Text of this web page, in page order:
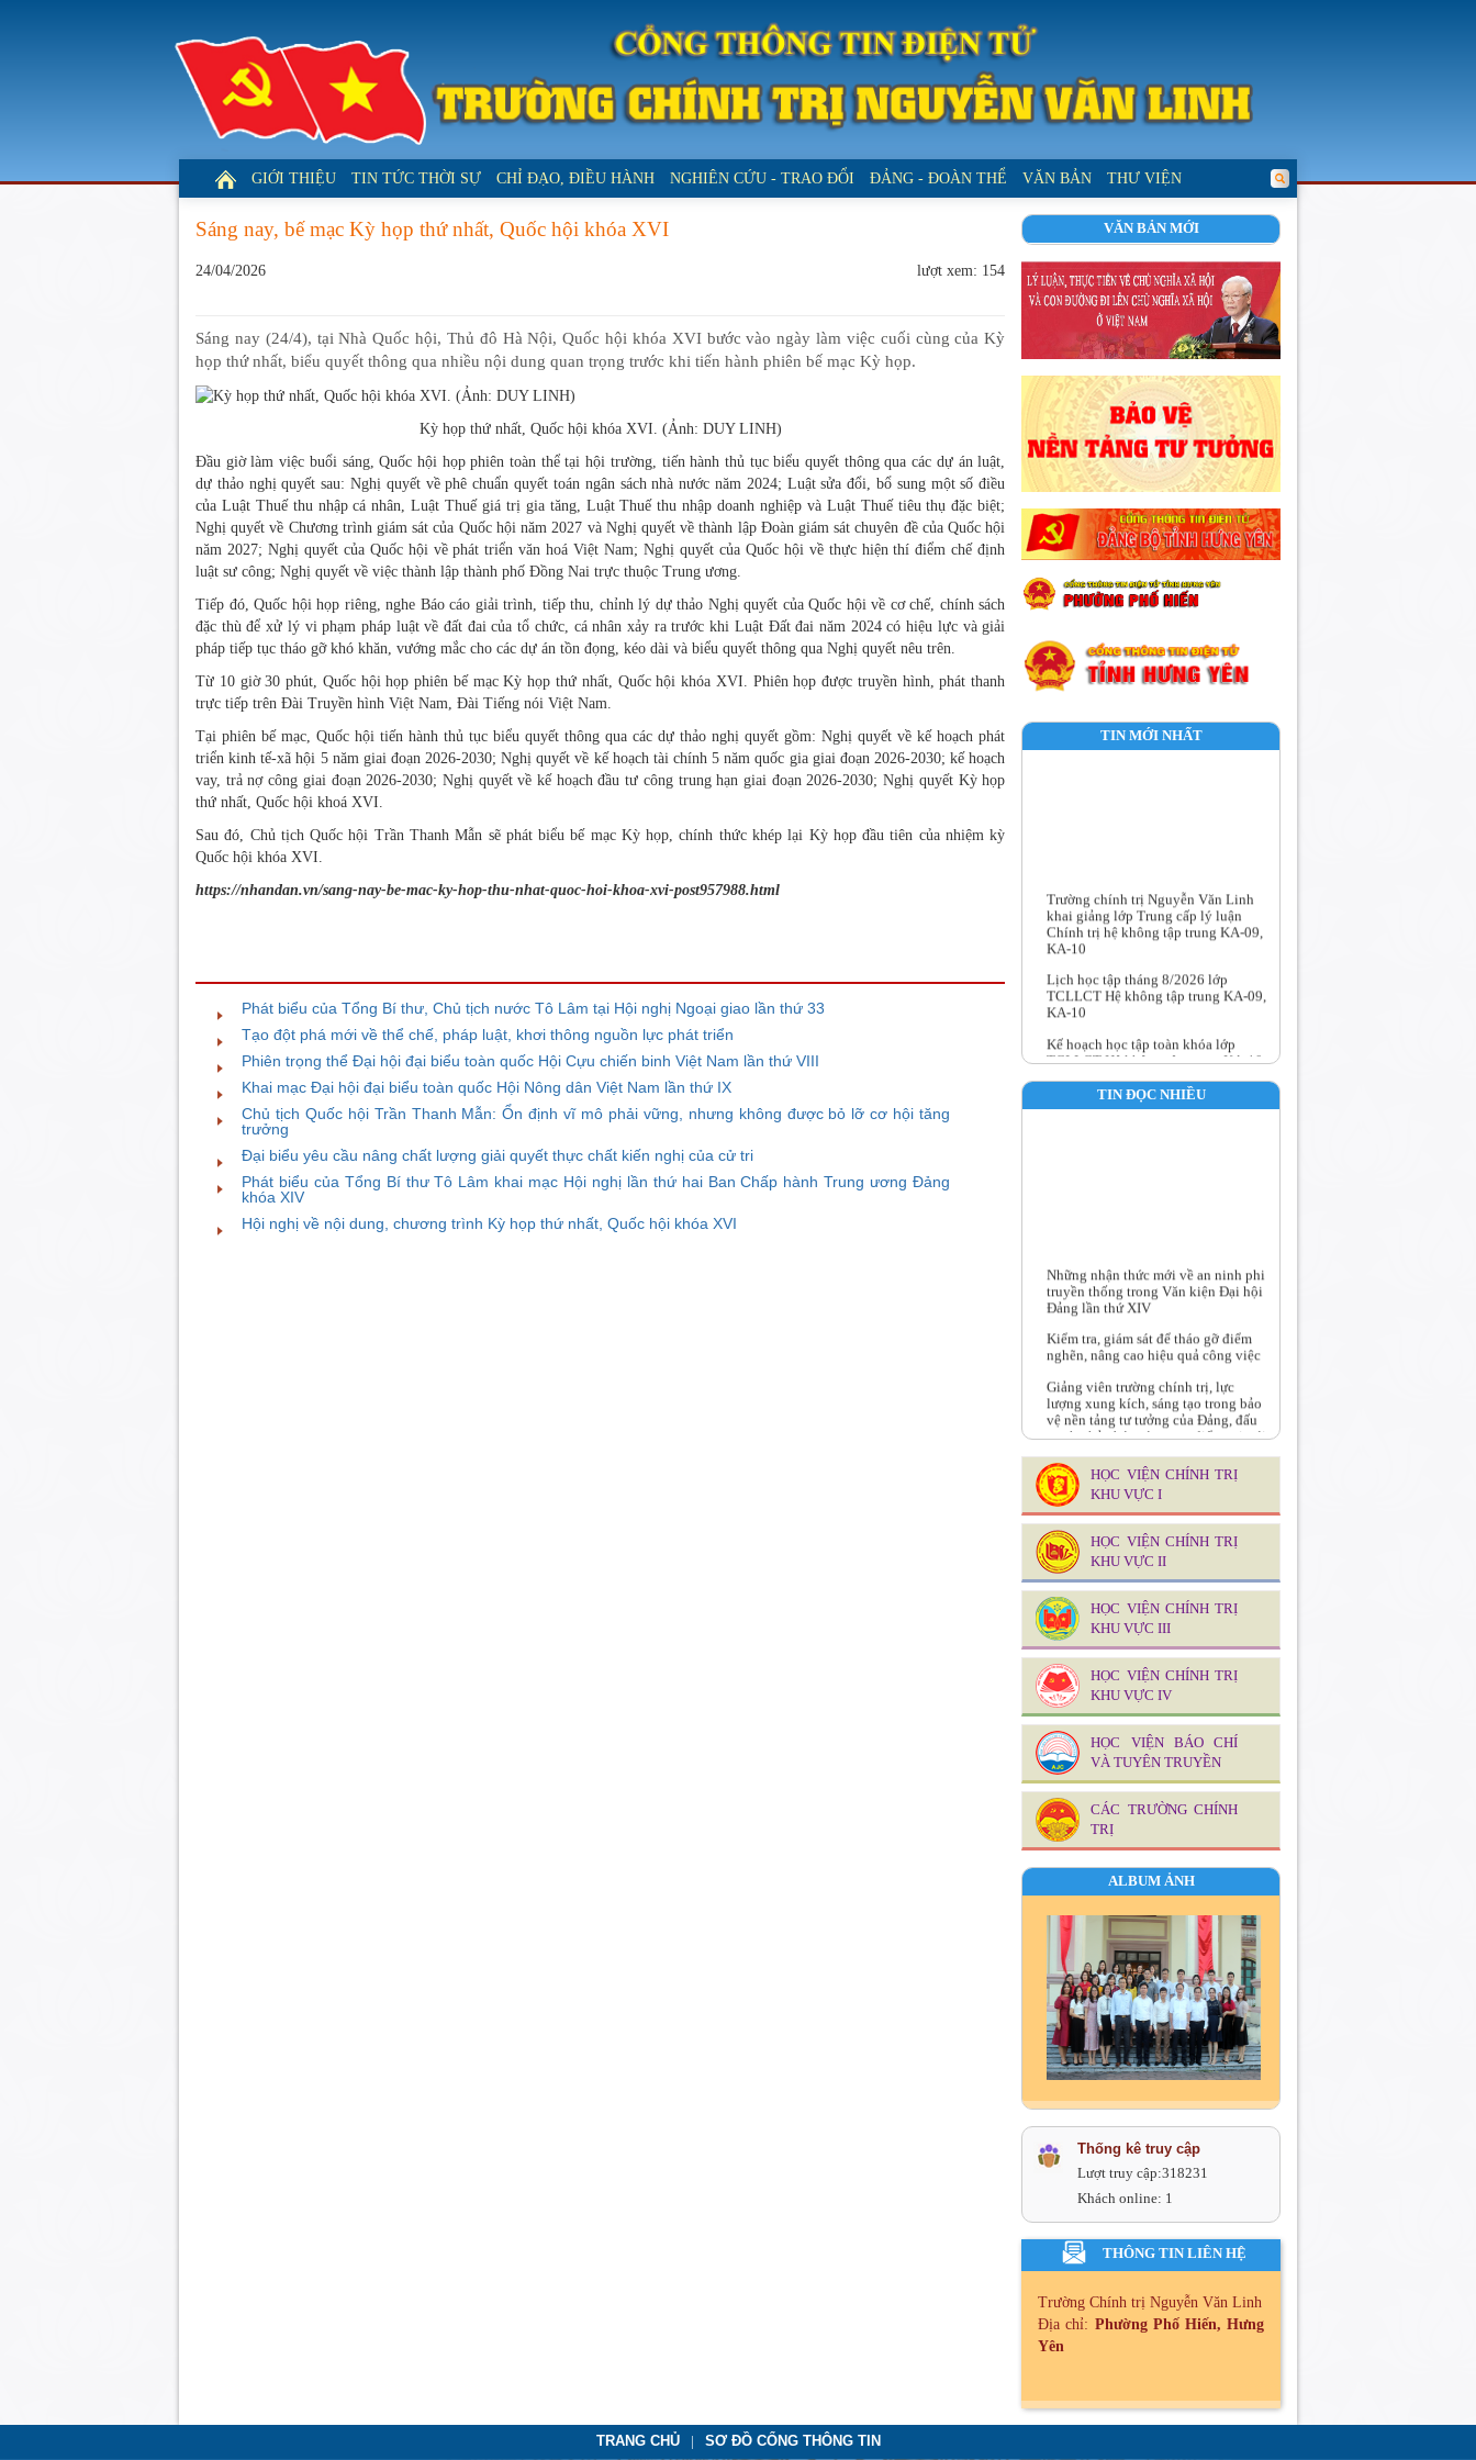
GIỚI THIỆU TIN TỨC THỜI SỰ CHỈ ĐẠO, ĐIỀU HÀNH NGHIÊN CỨU - TRAO ĐỔI ĐẢNG - ĐOÀN THỂ VĂN BẢN THƯ VIỆN
Sáng nay, bế mạc Kỳ họp thứ nhất, Quốc hội khóa XVI
24/04/2026 lượt xem: 154
Sáng nay (24/4), tại Nhà Quốc hội, Thủ đô Hà Nội, Quốc hội khóa XVI bước vào ngày làm việc cuối cùng của Kỳ
họp thứ nhất, biểu quyết thông qua nhiều nội dung quan trọng trước khi tiến hành phiên bế mạc Kỳ họp.
Kỳ họp thứ nhất, Quốc hội khóa XVI. (Ảnh: DUY LINH)
Đầu giờ làm việc buổi sáng, Quốc hội họp phiên toàn thể tại hội trường, tiến hành thủ tục biểu quyết thông qua các dự án luật,
dự thảo nghị quyết sau: Nghị quyết về phê chuẩn quyết toán ngân sách nhà nước năm 2024; Luật sửa đổi, bổ sung một số điều
của Luật Thuế thu nhập cá nhân, Luật Thuế giá trị gia tăng, Luật Thuế thu nhập doanh nghiệp và Luật Thuế tiêu thụ đặc biệt;
Nghị quyết về Chương trình giám sát của Quốc hội năm 2027 và Nghị quyết về thành lập Đoàn giám sát chuyên đề của Quốc hội
năm 2027; Nghị quyết của Quốc hội về phát triển văn hoá Việt Nam; Nghị quyết của Quốc hội về thực hiện thí điểm chế định
luật sư công; Nghị quyết về việc thành lập thành phố Đồng Nai trực thuộc Trung ương.
Tiếp đó, Quốc hội họp riêng, nghe Báo cáo giải trình, tiếp thu, chỉnh lý dự thảo Nghị quyết của Quốc hội về cơ chế, chính sách
đặc thù để xử lý vi phạm pháp luật về đất đai của tổ chức, cá nhân xảy ra trước khi Luật Đất đai năm 2024 có hiệu lực và giải
pháp tiếp tục tháo gỡ khó khăn, vướng mắc cho các dự án tồn đọng, kéo dài và biểu quyết thông qua Nghị quyết nêu trên.
Từ 10 giờ 30 phút, Quốc hội họp phiên bế mạc Kỳ họp thứ nhất, Quốc hội khóa XVI. Phiên họp được truyền hình, phát thanh
trực tiếp trên Đài Truyền hình Việt Nam, Đài Tiếng nói Việt Nam.
Tại phiên bế mạc, Quốc hội tiến hành thủ tục biểu quyết thông qua các dự thảo nghị quyết gồm: Nghị quyết về kế hoạch phát
triển kinh tế-xã hội 5 năm giai đoạn 2026-2030; Nghị quyết về kế hoạch tài chính 5 năm quốc gia giai đoạn 2026-2030; kế hoạch
vay, trả nợ công giai đoạn 2026-2030; Nghị quyết về kế hoạch đầu tư công trung hạn giai đoạn 2026-2030; Nghị quyết Kỳ họp
thứ nhất, Quốc hội khoá XVI.
Sau đó, Chủ tịch Quốc hội Trần Thanh Mẫn sẽ phát biểu bế mạc Kỳ họp, chính thức khép lại Kỳ họp đầu tiên của nhiệm kỳ
Quốc hội khóa XVI.
https://nhandan.vn/sang-nay-be-mac-ky-hop-thu-nhat-quoc-hoi-khoa-xvi-post957988.html
Phát biểu của Tổng Bí thư, Chủ tịch nước Tô Lâm tại Hội nghị Ngoại giao lần thứ 33
Tạo đột phá mới về thể chế, pháp luật, khơi thông nguồn lực phát triển
Phiên trọng thể Đại hội đại biểu toàn quốc Hội Cựu chiến binh Việt Nam lần thứ VIII
Khai mạc Đại hội đại biểu toàn quốc Hội Nông dân Việt Nam lần thứ IX
Chủ tịch Quốc hội Trần Thanh Mẫn: Ổn định vĩ mô phải vững, nhưng không được bỏ lỡ cơ hội tăng
trưởng
Đại biểu yêu cầu nâng chất lượng giải quyết thực chất kiến nghị của cử tri
Phát biểu của Tổng Bí thư Tô Lâm khai mạc Hội nghị lần thứ hai Ban Chấp hành Trung ương Đảng
khóa XIV
Hội nghị về nội dung, chương trình Kỳ họp thứ nhất, Quốc hội khóa XVI
VĂN BẢN MỚI
TIN MỚI NHẤT
khai giảng lớp Trung cấp lý luận
Chính trị hệ không tập trung KA-09,
KA-10
TCLLCT Hệ không tập trung KA-09,
KA-10
TCLLCT Hệ không tập trung KA-10
Kế hoạch học tập toàn khóa lớp
TCLLCT Hệ không tập trung KA-09
TIN ĐỌC NHIỀU
truyền thống trong Văn kiện Đại hội
Đảng lần thứ XIV
nghẽn, nâng cao hiệu quả công việc
lượng xung kích, sáng tạo trong bảo
vệ nền tảng tư tưởng của Đảng, đấu
tranh phản bác các quan điểm sai trái,
thù địch trong tình hình mới
Tư tưởng Hồ Chí Minh về công tác
huấn luyện cán bộ
Chủ tịch Hồ Chí Minh tìm ra con
đường cứu nước - ý nghĩa và giá trị
đối với cách mạng Việt Nam
HỌC VIỆN CHÍNH TRỊ
KHU VỰC I
HỌC VIỆN CHÍNH TRỊ
KHU VỰC II
HỌC VIỆN CHÍNH TRỊ
KHU VỰC III
HỌC VIỆN CHÍNH TRỊ
KHU VỰC IV
HỌC VIỆN BÁO CHÍ
VÀ TUYÊN TRUYỀN
CÁC TRƯỜNG CHÍNH
TRỊ
ALBUM ẢNH
Thống kê truy cập
Lượt truy cập:318231
Khách online: 1
THÔNG TIN LIÊN HỆ
Trường Chính trị Nguyễn Văn Linh
Địa chỉ: Phường Phố Hiến, Hưng
Yên
TRANG CHỦ SƠ ĐỒ CỔNG THÔNG TIN